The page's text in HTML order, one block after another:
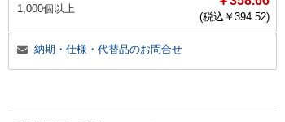
1,000個以上
(税込￥ 394.52)
納期・仕様・代替品のお問合せ